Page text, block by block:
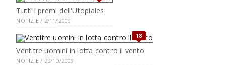
Tutti i premi dell'Utopiales
NOTIZIE / 2/11/2009
18
Ventitre uomini in lotta contro il vento
NOTIZIE / 29/10/2009